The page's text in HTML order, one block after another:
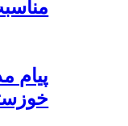
پیام